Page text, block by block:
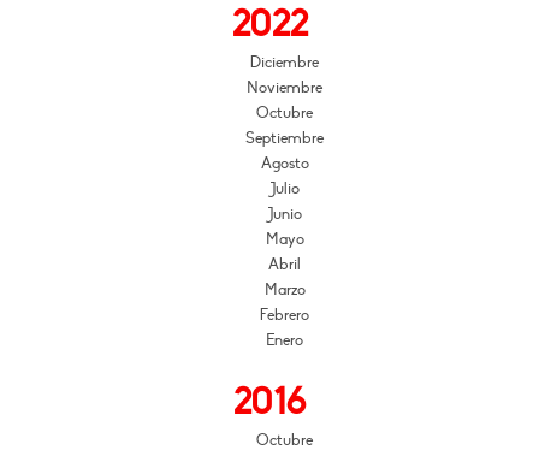
2022
Diciembre
Noviembre
Octubre
Septiembre
Agosto
Julio
Junio
Mayo
Abril
Marzo
Febrero
Enero
2016
Octubre